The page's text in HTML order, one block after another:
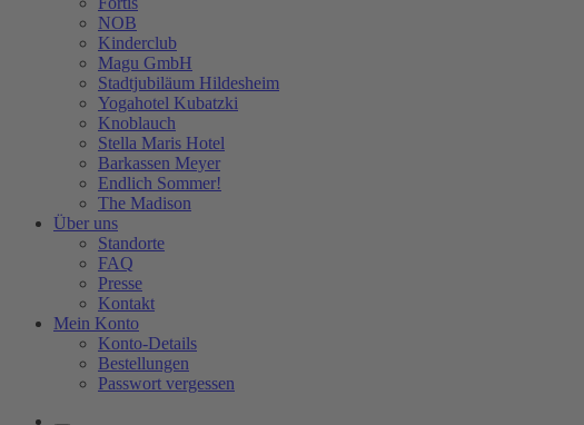
NOB
Kinderclub
Magu GmbH
Stadtjubiläum Hildesheim
Yogahotel Kubatzki
Knoblauch
Stella Maris Hotel
Barkassen Meyer
Endlich Sommer!
The Madison
Über uns
Standorte
FAQ
Presse
Kontakt
Mein Konto
Konto-Details
Bestellungen
Passwort vergessen